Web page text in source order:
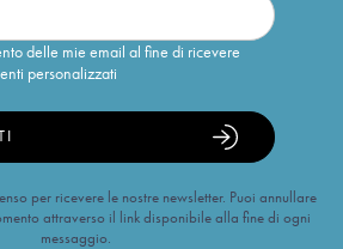
delle mie email al fine di ricevere
personalizzati
per ricevere le nostre newsletter. Puoi annullare
attraverso il link disponibile alla fine di ogni
messaggio.